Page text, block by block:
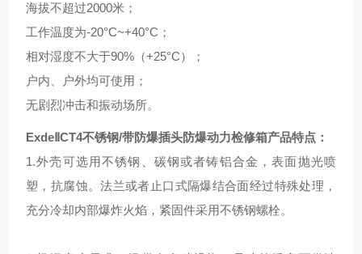
海拔不超过2000米；
工作温度为-20°C~+40°C；
相对湿度不大于90%（+25°C）；
户内、户外均可使用；
无剧烈冲击和振动场所。
ExdeⅡCT4不锈钢/带防爆插头防爆动力检修箱产品特点：
1.外壳可选用不锈钢、碳钢或者铸铝合金，表面抛光喷
塑，抗腐蚀。法兰或者止口式隔爆结合面经过特殊处理，
充分冷却内部爆炸火焰，紧固件采用不锈钢螺栓。